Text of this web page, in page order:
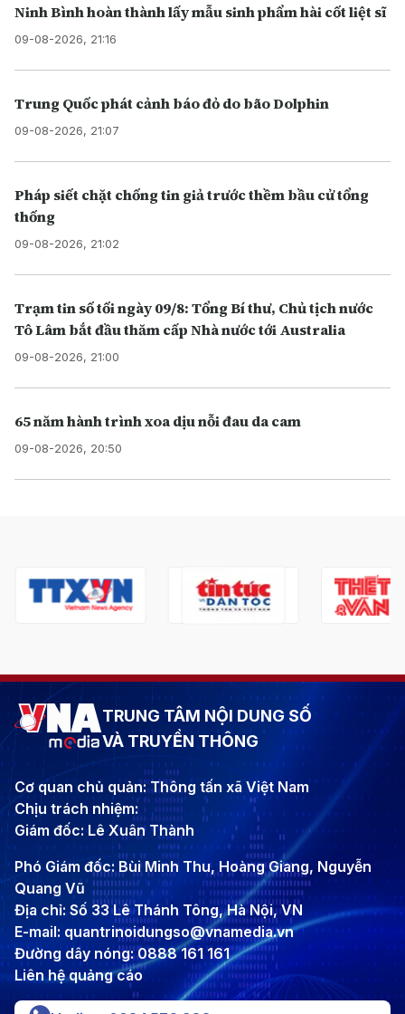
Ninh Bình hoàn thành lấy mẫu sinh phẩm hài cốt liệt sĩ
09-08-2026, 21:16
Trung Quốc phát cảnh báo đỏ do bão Dolphin
09-08-2026, 21:07
Pháp siết chặt chống tin giả trước thềm bầu cử tổng
thống
09-08-2026, 21:02
Trạm tin số tối ngày 09/8: Tổng Bí thư, Chủ tịch nước
Tô Lâm bắt đầu thăm cấp Nhà nước tới Australia
09-08-2026, 21:00
65 năm hành trình xoa dịu nỗi đau da cam
09-08-2026, 20:50
TRUNG TÂM NỘI DUNG SỐ
VÀ TRUYỀN THÔNG
Cơ quan chủ quản: Thông tấn xã Việt Nam
Chịu trách nhiệm:
Giám đốc: Lê Xuân Thành
Phó Giám đốc: Bùi Minh Thu, Hoàng Giang, Nguyễn
Quang Vũ
Địa chỉ: Số 33 Lê Thánh Tông, Hà Nội, VN
E-mail: quantrinoidungso@vnamedia.vn
Đường dây nóng: 0888 161 161
Liên hệ quảng cáo